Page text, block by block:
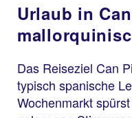
Urlaub in
Das Reiseziel Can
typisch spanische
Wochenmarkt